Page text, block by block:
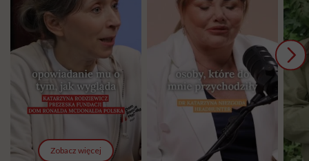
Zobacz więcej